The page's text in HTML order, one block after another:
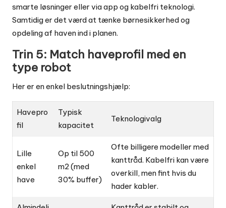
smarte løsninger eller via app og kabelfri teknologi.
Samtidig er det værd at tænke børnesikkerhed og
opdeling af havenind i planen.
Trin 5: Match haveprofil med en
type robot
Her er en enkel beslutningshjælp:
Havepro
fil
Typisk
kapacitet
Teknologivalg
Lille
enkel
have
Op til 500
m2 (med
30% buffer)
Ofte billigere modeller med
kanttråd. Kabelfri kan være
overkill, men fint hvis du
hader kabler.